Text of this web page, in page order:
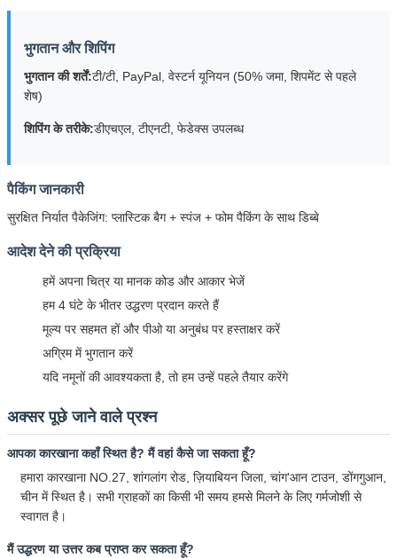
भुगतान और शिपिंग
भुगतान की शर्तें:टी/टी, PayPal, वेस्टर्न यूनियन (50% जमा, शिपमेंट से पहले
शेष)
शिपिंग के तरीके:डीएचएल, टीएनटी, फेडेक्स उपलब्ध
पैकिंग जानकारी
सुरक्षित निर्यात पैकेजिंग: प्लास्टिक बैग + स्पंज + फोम पैकिंग के साथ डिब्बे
आदेश देने की प्रक्रिया
हमें अपना चित्र या मानक कोड और आकार भेजें
हम 4 घंटे के भीतर उद्धरण प्रदान करते हैं
मूल्य पर सहमत हों और पीओ या अनुबंध पर हस्ताक्षर करें
अग्रिम में भुगतान करें
यदि नमूनों की आवश्यकता है, तो हम उन्हें पहले तैयार करेंगे
अक्सर पूछे जाने वाले प्रश्न
आपका कारखाना कहाँ स्थित है? मैं वहां कैसे जा सकता हूँ?
हमारा कारखाना NO.27, शांगलांग रोड, ज़ियाबियन जिला, चांग'आन टाउन, डोंगगुआन,
चीन में स्थित है। सभी ग्राहकों का किसी भी समय हमसे मिलने के लिए गर्मजोशी से
स्वागत है।
मैं उद्धरण या उत्तर कब प्राप्त कर सकता हूँ?